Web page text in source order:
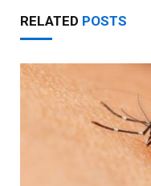
RELATED POSTS